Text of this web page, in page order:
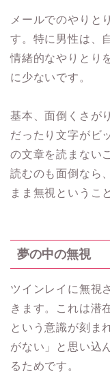
メールでのやりと
す。特に男性は、
情緒的なやりとり
に少ないです。
基本、面倒くさが
だったり文字がビ
の文章を読まない
読むのも面倒なら
まま無視というこ
夢の中の無視
ツインレイに無視
きます。これは潜
という意識が刻ま
がない」と思い込
るためです。